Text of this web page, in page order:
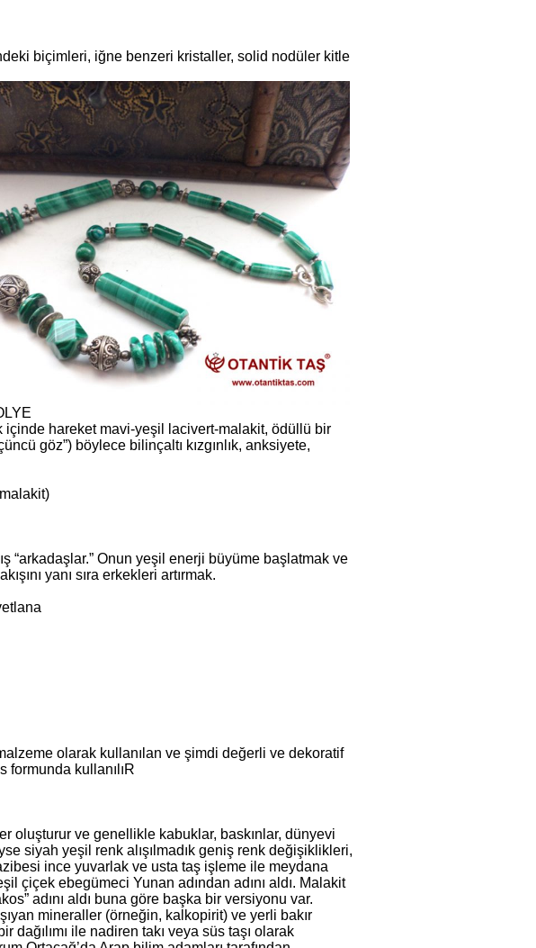
biçimleri, iğne benzeri kristaller, solid nodüler kitle
hareket mavi-yeşil lacivert-malakit, ödüllü bir
göz”) böylece bilinçaltı kızgınlık, anksiyete,
“arkadaşlar.” Onun yeşil enerji büyüme başlatmak ve
yanı sıra erkekleri artırmak.
olarak kullanılan ve şimdi değerli ve dekoratif
formunda kullanılıR
oluşturur ve genellikle kabuklar, baskınlar, dünyevi
siyah yeşil renk alışılmadık geniş renk değişiklikleri,
ince yuvarlak ve usta taş işleme ile meydana
çiçek ebegümeci Yunan adından adını aldı. Malakit
adını aldı buna göre başka bir versiyonu var.
mineraller (örneğin, kalkopirit) ve yerli bakır
ile nadiren takı veya süs taşı olarak